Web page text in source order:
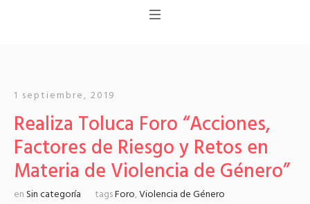
1 septiembre, 2019
Realiza Toluca Foro “Acciones,
Factores de Riesgo y Retos en
Materia de Violencia de Género”
en Sin categoría tagsForo,Violencia de Género